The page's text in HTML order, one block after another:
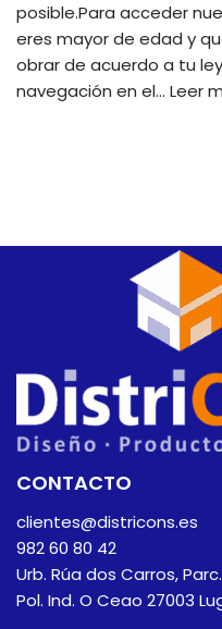
posible.Para acceder
eres mayor de edad y
obrar de acuerdo a tu
navegación en el… Leer
CONTACTO
clientes@districons.es
982 60 80 42
Urb. Rúa dos Carros,
Pol. Ind. O Ceao 27003